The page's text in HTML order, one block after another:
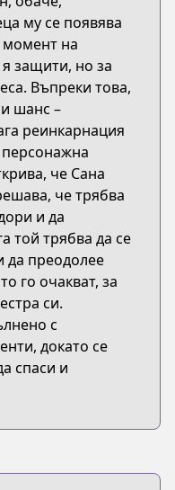
му се появява
момент на
защити, но за
Въпреки това,
шанс –
реинкарнация
персонажна
че Сана
че трябва
и да
той трябва да се
да преодолее
го очакват, за
си.
с
докато се
спаси и